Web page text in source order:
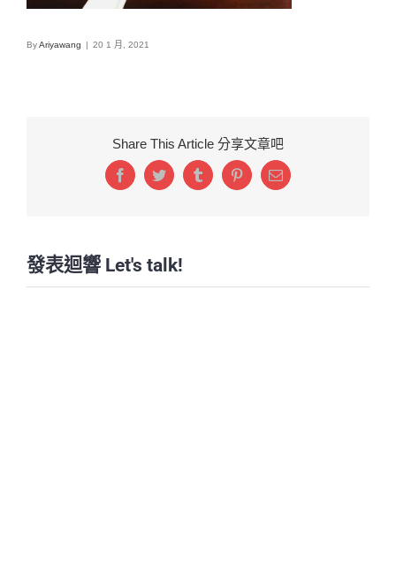
ByAriyawang | 20 1 月, 2021
Share This Article 分享文章吧
FacebookTwitterTumblrPinterestEmail:
發表迴響 Let's talk!